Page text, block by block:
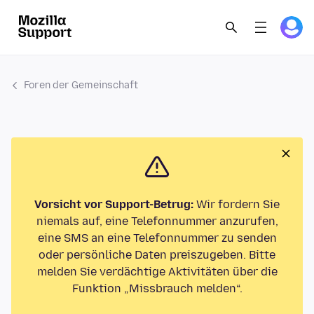
Foren der Gemeinschaft
Vorsicht vor Support-Betrug: Wir fordern Sie
niemals auf, eine Telefonnummer anzurufen,
eine SMS an eine Telefonnummer zu senden
oder persönliche Daten preiszugeben. Bitte
melden Sie verdächtige Aktivitäten über die
Funktion „Missbrauch melden“.